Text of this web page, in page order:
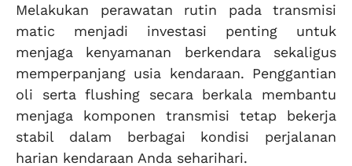
Melakukan perawatan rutin pada transmisi
matic menjadi investasi penting untuk
menjaga kenyamanan berkendara sekaligus
memperpanjang usia kendaraan. Penggantian
oli serta flushing secara berkala membantu
menjaga komponen transmisi tetap bekerja
stabil dalam berbagai kondisi perjalanan
harian kendaraan Anda seharihari.